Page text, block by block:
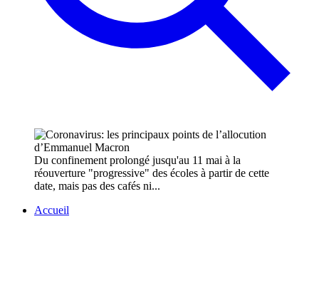
Du confinement prolongé jusqu'au 11 mai à la
réouverture "progressive" des écoles à partir de cette
date, mais pas des cafés ni...
Accueil